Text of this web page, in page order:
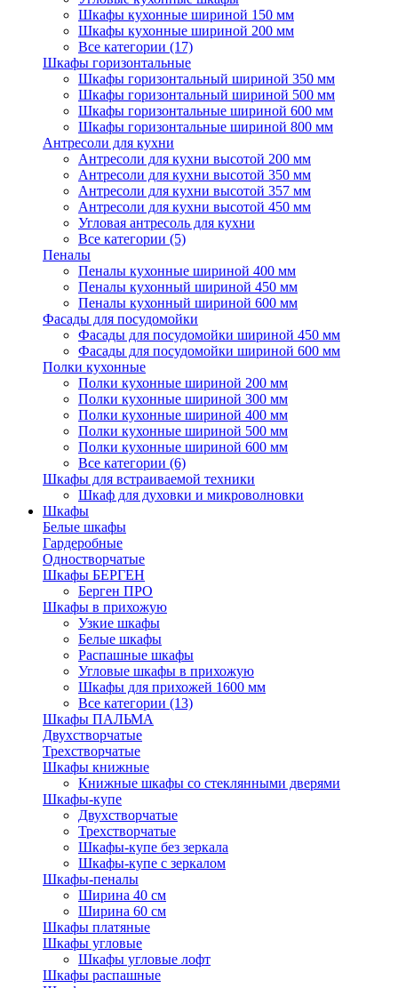
Шкафы кухонные шириной 150 мм
Шкафы кухонные шириной 200 мм
Все категории (17)
Шкафы горизонтальные
Шкафы горизонтальный шириной 350 мм
Шкафы горизонтальный шириной 500 мм
Шкафы горизонтальные шириной 600 мм
Шкафы горизонтальные шириной 800 мм
Антресоли для кухни
Антресоли для кухни высотой 200 мм
Антресоли для кухни высотой 350 мм
Антресоли для кухни высотой 357 мм
Антресоли для кухни высотой 450 мм
Угловая антресоль для кухни
Все категории (5)
Пеналы
Пеналы кухонные шириной 400 мм
Пеналы кухонный шириной 450 мм
Пеналы кухонный шириной 600 мм
Фасады для посудомойки
Фасады для посудомойки шириной 450 мм
Фасады для посудомойки шириной 600 мм
Полки кухонные
Полки кухонные шириной 200 мм
Полки кухонные шириной 300 мм
Полки кухонные шириной 400 мм
Полки кухонные шириной 500 мм
Полки кухонные шириной 600 мм
Все категории (6)
Шкафы для встраиваемой техники
Шкаф для духовки и микроволновки
Шкафы
Белые шкафы
Гардеробные
Одностворчатые
Шкафы БЕРГЕН
Берген ПРО
Шкафы в прихожую
Узкие шкафы
Белые шкафы
Распашные шкафы
Угловые шкафы в прихожую
Шкафы для прихожей 1600 мм
Все категории (13)
Шкафы ПАЛЬМА
Двухстворчатые
Трехстворчатые
Шкафы книжные
Книжные шкафы со стеклянными дверями
Шкафы-купе
Двухстворчатые
Трехстворчатые
Шкафы-купе без зеркала
Шкафы-купе с зеркалом
Шкафы-пеналы
Ширина 40 см
Ширина 60 см
Шкафы платяные
Шкафы угловые
Шкафы угловые лофт
Шкафы распашные